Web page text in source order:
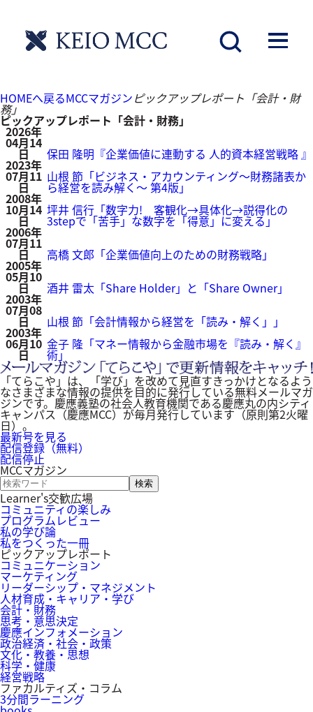
HOMEへ戻るMCCマガジンピックアップレポート「会計・財
務」
ピックアップレポート「会計・財務」
2026年
04月14
日 保田 隆明『企業価値に連動する 人的資本経営戦略 』
2023年
07月11
日
山根 節「ビジネス・アカウンティング～財務諸表か
ら経営を読み解く～ 第4版」
2008年
10月14
日
坪井 信行「数字力! 客観化→具体化→説得化の
3stepで「苦手」な数字を「得意」に変える」
2006年
07月11
日 高橋 文郎「企業価値向上のための財務戦略」
2005年
05月10
日 酒井 雷太「Share Holder」と「Share Owner」
2003年
07月08
日 山根 節「会計情報から経営を「読み・解く」」
2003年
06月10
日
金子 隆「マネー情報から金融市場を『読み・解く』
術」
「てらこや」は、「学び」を改めて見直すきっかけとなるよう
なさまざまな情報の提供を目的に発行している無料メールマガ
ジンです。慶應義塾の社会人教育機関である慶應丸の内シティ
キャンパス（慶應MCC）が毎月発行しています（原則第2火曜
日）。
最新号を見る
配信登録（無料）
配信停止
MCCマガジン
キ
ー
ワ
ー
ド
検
索
Learner's交歓広場
コミュニティの楽しみ
プログラムレビュー
私の学び論
私をつくった一冊
ピックアップレポート
コミュニケーション
マーケティング
リーダーシップ・マネジメント
人材育成・キャリア・学び
会計・財務
思考・意思決定
慶應インフォメーション
政治経済・社会・政策
文化・教養・思想
科学・健康
経営戦略
ファカルティズ・コラム
3分間ラーニング